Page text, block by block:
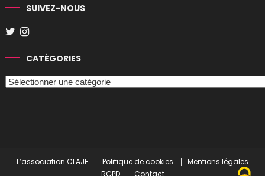
SUIVEZ-NOUS
CATÉGORIES
Catégories
L’association CLAJE Politique de cookies
Mentions légales